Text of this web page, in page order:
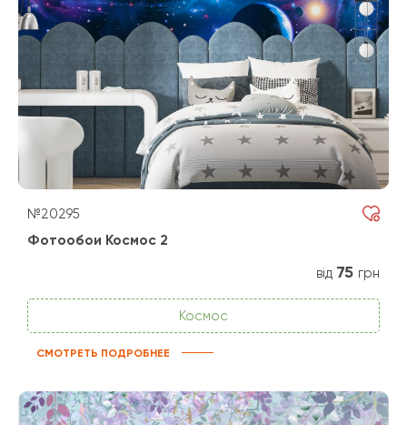
№20295
Фотообои Космос 2
від 75 грн
Космос
СМОТРЕТЬ ПОДРОБНЕЕ